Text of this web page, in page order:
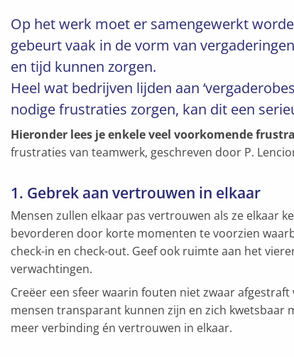
Op het werk moet er samengewerkt
gebeurt vaak in de vorm van
en tijd kunnen zorgen.
Heel wat bedrijven lijden aan
nodige frustraties zorgen, kan dit een
Hieronder lees je enkele veel voorkomende
frustraties van teamwerk, geschreven door P.
1. Gebrek aan vertrouwen in elkaar
Mensen zullen elkaar pas vertrouwen als ze elkaar
bevorderen door korte momenten te voorzien
check-in en check-out. Geef ook ruimte aan het
verwachtingen.
Creëer een sfeer waarin fouten niet zwaar
mensen transparant kunnen zijn en zich
meer verbinding én vertrouwen in elkaar.